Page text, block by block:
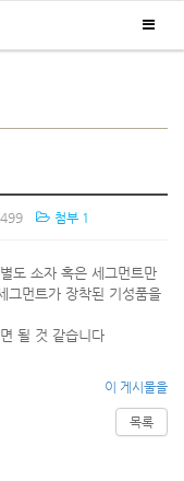
499 첨부 1
도 소자 혹은 세그먼트만
그먼트가 장착된 기성품을
될 것 같습니다
이 게시물을
목록